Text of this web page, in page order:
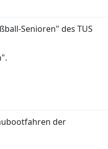
Senioren" des TUS
der